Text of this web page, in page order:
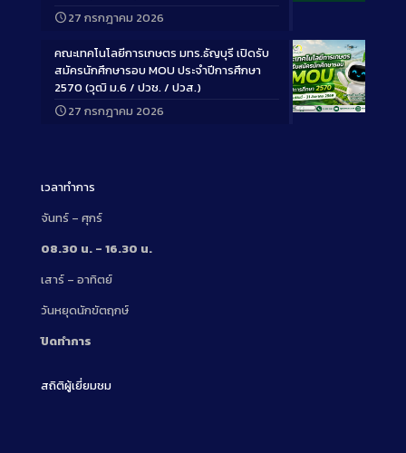
Long
27 กรกฎาคม 2026
Long
คณะเทคโนโลยีการเกษตร มทร.ธัญบุรี เปิดรับ
สมัครนักศึกษารอบ MOU ประจำปีการศึกษา
2570 (วุฒิ ม.6 / ปวช. / ปวส.)
27 กรกฎาคม 2026
เวลาทำการ
จันทร์ – ศุกร์
08.30 น. – 16.30 น.
เสาร์ – อาทิตย์
วันหยุดนักขัตฤกษ์
ปิดทำการ
สถิติผู้เยี่ยมชม